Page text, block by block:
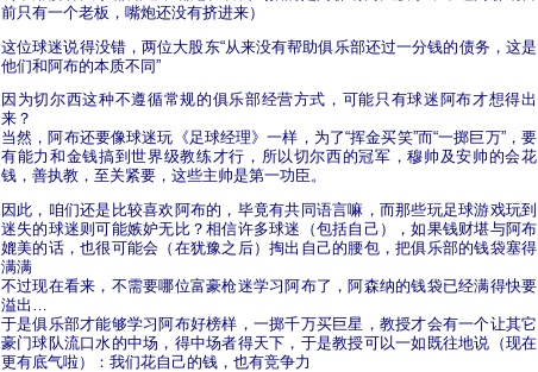
前只有一个老板，嘴炮还没有挤进来）
这位球迷说得没错，两位大股东“从来没有帮助俱乐部还过一分钱的债务，这是
他们和阿布的本质不同”
因为切尔西这种不遵循常规的俱乐部经营方式，可能只有球迷阿布才想得出
来？
当然，阿布还要像球迷玩《足球经理》一样，为了“挥金买笑”而“一掷巨万”，要
有能力和金钱搞到世界级教练才行，所以切尔西的冠军，穆帅及安帅的会花
钱，善执教，至关紧要，这些主帅是第一功臣。
因此，咱们还是比较喜欢阿布的，毕竟有共同语言嘛，而那些玩足球游戏玩到
迷失的球迷则可能嫉妒无比？相信许多球迷（包括自己），如果钱财堪与阿布
媲美的话，也很可能会（在犹豫之后）掏出自己的腰包，把俱乐部的钱袋塞得
满满
不过现在看来，不需要哪位富豪枪迷学习阿布了，阿森纳的钱袋已经满得快要
溢出…
于是俱乐部才能够学习阿布好榜样，一掷千万买巨星，教授才会有一个让其它
豪门球队流口水的中场，得中场者得天下，于是教授可以一如既往地说 （现在
更有底气啦）：我们花自己的钱，也有竞争力